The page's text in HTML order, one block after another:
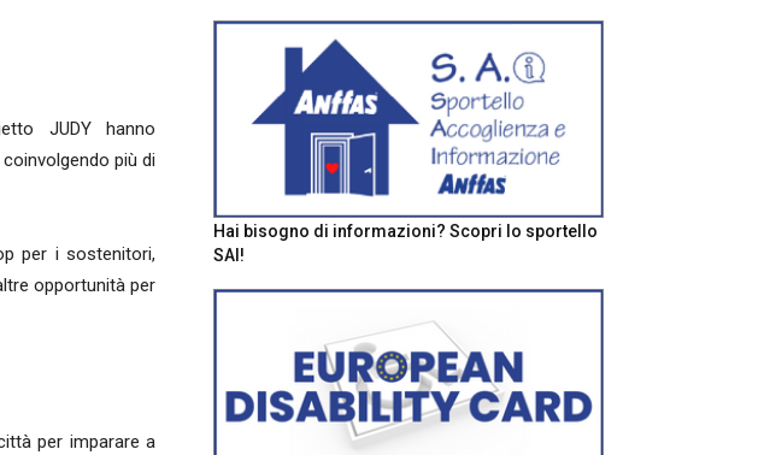
JUDY hanno
più di
per i sostenitori,
opportunità per
per imparare a
Hai bisogno di informazioni? Scopri lo sportello
SAI!